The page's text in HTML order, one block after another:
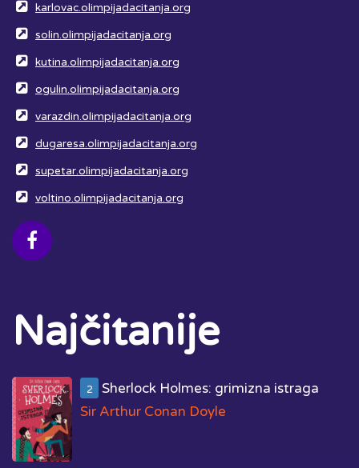
karlovac.olimpijadacitanja.org
solin.olimpijadacitanja.org
kutina.olimpijadacitanja.org
ogulin.olimpijadacitanja.org
varazdin.olimpijadacitanja.org
dugaresa.olimpijadacitanja.org
supetar.olimpijadacitanja.org
voltino.olimpijadacitanja.org
Najčitanije
2
Sherlock Holmes: grimizna istraga
Sir Arthur Conan Doyle